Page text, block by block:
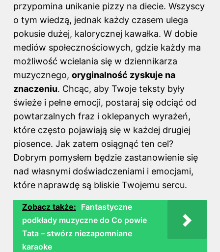
przypomina unikanie pizzy na diecie. Wszyscy
o tym wiedzą, jednak każdy czasem ulega
pokusie dużej, kalorycznej kawałka. W dobie
mediów społecznościowych, gdzie każdy ma
możliwość wcielania się w dziennikarza
muzycznego, oryginalność zyskuje na
znaczeniu. Chcąc, aby Twoje teksty były
świeże i pełne emocji, postaraj się odciąć od
powtarzalnych fraz i oklepanych wyrażeń,
które często pojawiają się w każdej drugiej
piosence. Jak zatem osiągnąć ten cel?
Dobrym pomysłem będzie zastanowienie się
nad własnymi doświadczeniami i emocjami,
które naprawdę są bliskie Twojemu sercu.
Zobacz także: Fantastyczne
podkłady muzyczne do Co powie
Tata – stwórz niezapomniane
karaoke